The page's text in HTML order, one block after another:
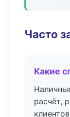
Часто
Какие
расчёт,